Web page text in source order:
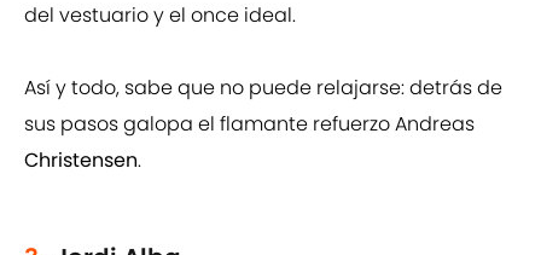
del vestuario y el once ideal.
Así y todo, sabe que no puede relajarse: detrás de
sus pasos galopa el flamante refuerzo Andreas
Christensen.